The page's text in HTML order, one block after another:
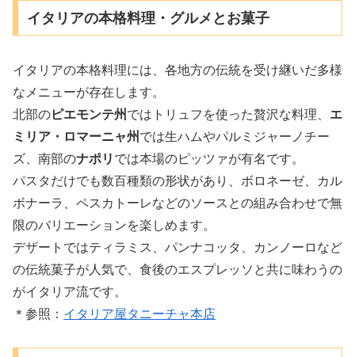
イタリアの本格料理・グルメとお菓子
イタリアの本格料理には、各地方の伝統を受け継いだ多様
なメニューが存在します。
北部のピエモンテ州 ではトリュフを使った贅沢な料理、 エ
ミリア・ロマーニャ州 では生ハムやパルミジャーノチー
ズ、南部のナポリ では本場のピッツァが有名です。
パスタだけでも数百種類の形状があり、ボロネーゼ、カル
ボナーラ、ペスカトーレなどのソースとの組み合わせで無
限のバリエーションを楽しめます。
デザートではティラミス、パンナコッタ、カンノーロなど
の伝統菓子が人気で、食後のエスプレッソと共に味わうの
がイタリア流です。
＊参照： イタリア屋タニーチャ本店